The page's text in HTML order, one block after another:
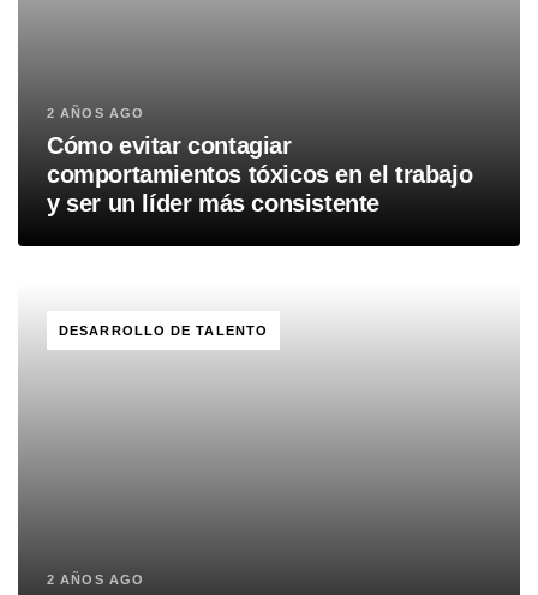
2 AÑOS AGO
Cómo evitar contagiar
comportamientos tóxicos en el trabajo
y ser un líder más consistente
DESARROLLO DE TALENTO
2 AÑOS AGO